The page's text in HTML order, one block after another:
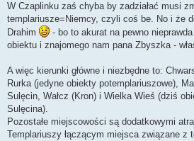
W Czaplinku zaś chyba by zadziałać musi
templariusze=Niemcy, czyli coś be. No i że
Drahim
- bo to akurat na pewno
obiektu i znajomego nam pana Zbyszka -
A więc kierunki główne i niezbędne to:
Rurka (jedyne obiekty potemplariuszowe),
Sulęcin, Wałcz (Kron) i Wielka Wieś (dziś
Sulęcina).
Pozostałe miejscowości są dodatkowymi
Templariuszy łączącym miejsca związane z